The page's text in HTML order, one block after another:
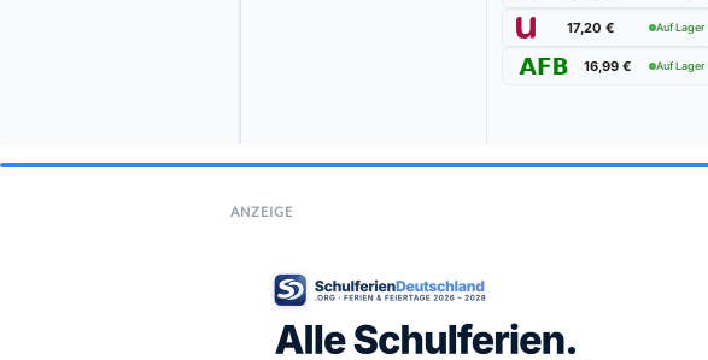
17,20 € Auf Lager
16,99 € Auf Lager
ANZEIGE
Die besten USB-Headset im Test &
Wählen Sie Ihren Testsieger aus unseren Top-Empfehlungen.